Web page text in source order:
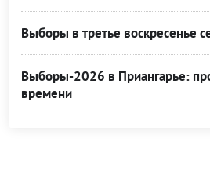
Выборы в третье воскресенье
Выборы-2026 в Приангарье:
времени